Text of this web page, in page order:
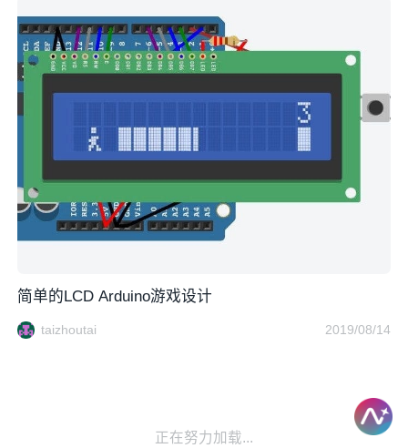
简单的LCD Arduino游戏设计
taizhoutai 2019/08/14
正在努力加载...